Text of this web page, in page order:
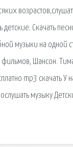
детские. Скачать
музыки на одной
фильмов, Шансон.
mp3 скачать
музыку